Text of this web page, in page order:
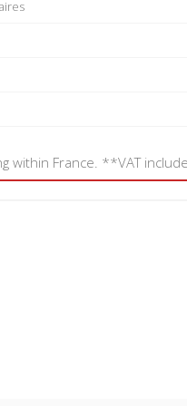
within France. **VAT